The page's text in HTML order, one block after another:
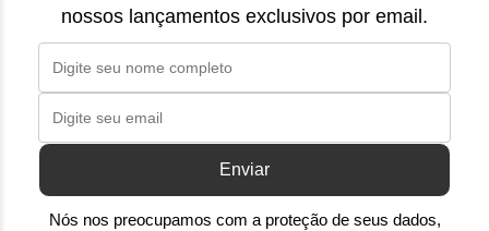
nossos lançamentos exclusivos por email.
Enviar
Nós nos preocupamos com a proteção de seus dados,